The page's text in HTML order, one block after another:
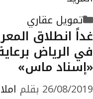
التصنيفات
تمويل عقاري
غداً انطلاق
في الرياض
«إسناد ماس»
26/08/2019 بقلم